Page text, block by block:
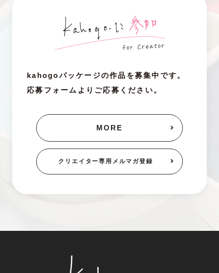
kahogoパッケージの作品を募集中です。
応募フォームよりご応募ください。
MORE
クリエイター専用 メルマガ登録